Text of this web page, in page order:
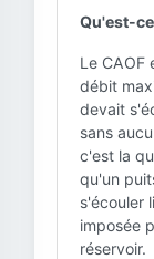
Qu'est-
Le CAOF
débit
devait
sans
c'est la
qu'un
s'écouler
imposée
réservoir.